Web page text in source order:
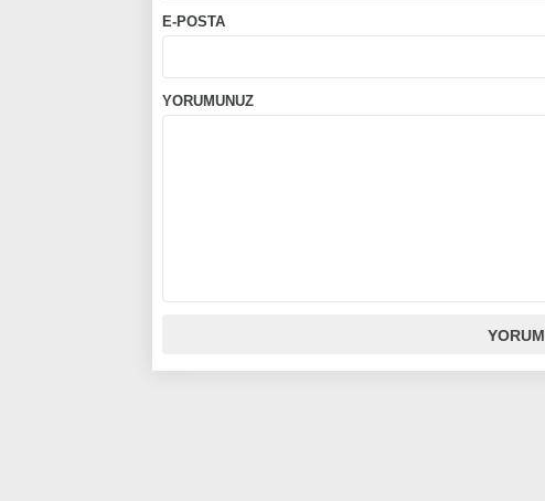
E-POSTA
YORUMUNUZ